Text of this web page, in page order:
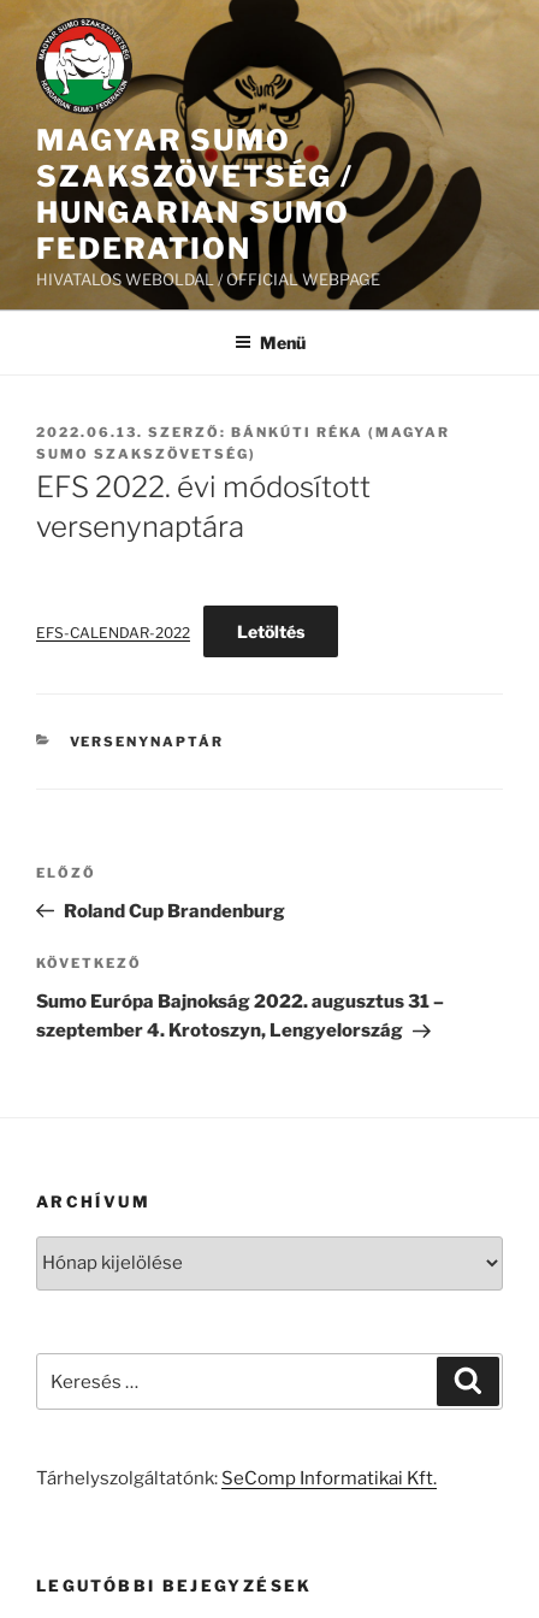
Tartalomhoz
MAGYAR SUMO
SZAKSZÖVETSÉG /
HUNGARIAN SUMO
FEDERATION
HIVATALOS WEBOLDAL / OFFICIAL WEBPAGE
Menü
BEKÜLDVE:
2022.06.13. SZERZŐ: BÁNKÚTI RÉKA (MAGYAR
SUMO SZAKSZÖVETSÉG)
EFS 2022. évi módosított
versenynaptára
EFS-CALENDAR-2022 Letöltés
KATEGÓRIÁK
VERSENYNAPTÁR
Bejegyzés
Korábbi
bejegyzés
ELŐZŐ
Roland Cup Brandenburg
Következő
bejegyzés
KÖVETKEZŐ
Sumo Európa Bajnokság 2022. augusztus 31 –
szeptember 4. Krotoszyn, Lengyelország
ARCHÍVUM
Tárhelyszolgáltatónk: SeComp Informatikai Kft.
LEGUTÓBBI BEJEGYZÉSEK